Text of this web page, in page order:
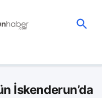
İskenderun’da